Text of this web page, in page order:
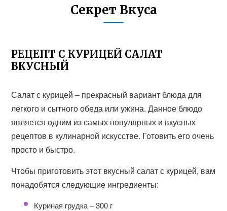
Секрет Вкуса
РЕЦЕПТ С КУРИЦЕЙ САЛАТ
ВКУСНЫЙ
Салат с курицей – прекрасный вариант блюда для
легкого и сытного обеда или ужина. Данное блюдо
является одним из самых популярных и вкусных
рецептов в кулинарной искусстве. Готовить его очень
просто и быстро.
Чтобы приготовить этот вкусный салат с курицей, вам
понадобятся следующие ингредиенты:
Куриная грудка – 300 г